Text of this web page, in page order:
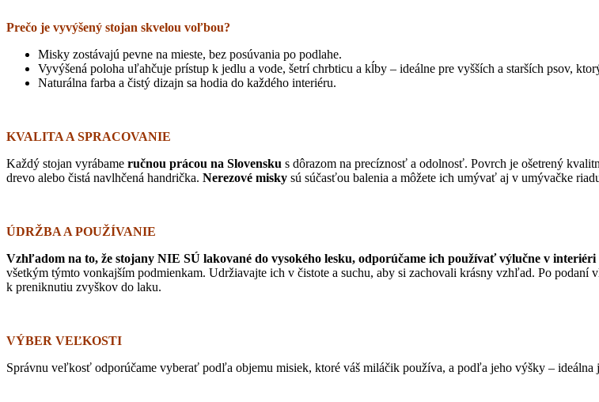
Prečo je vyvýšený stojan skvelou voľbou?
Misky zostávajú pevne na mieste, bez posúvania po podlahe.
Vyvýšená poloha uľahčuje prístup k jedlu a vode, šetrí chrbticu a kĺby – ideálne pre vyšších a starších psov,
Naturálna farba a čistý dizajn sa hodia do každého interiéru.
KVALITA A SPRACOVANIE
Každý stojan vyrábame ručnou prácou na Slovensku s dôrazom na precíznosť a odolnosť. Povrch je ošetrený
drevo alebo čistá navlhčená handrička. Nerezové misky sú súčasťou balenia a môžete ich umývať aj v umývačke
ÚDRŽBA A POUŽÍVANIE
Vzhľadom na to, že stojany NIE SÚ lakované do vysokého lesku, odporúčame ich používať výlučne v interiéri
všetkým týmto vonkajším podmienkam. Udržiavajte ich v čistote a suchu, aby si zachovali krásny vzhľad. Po
k preniknutiu zvyškov do laku.
VÝBER VEĽKOSTI
Správnu veľkosť odporúčame vyberať podľa objemu misiek, ktoré váš miláčik používa, a podľa jeho výšky –